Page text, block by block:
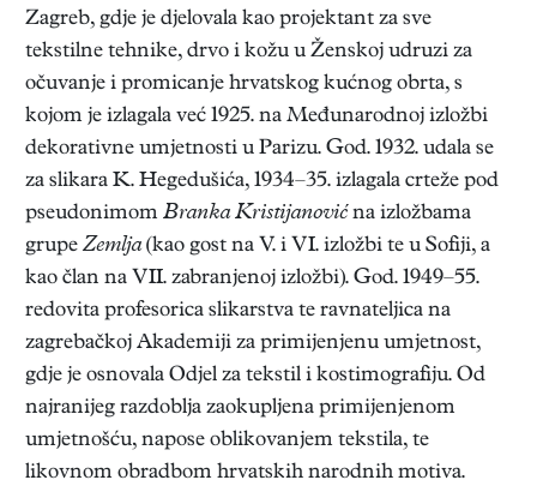
Zagreb, gdje je djelovala kao projektant za sve
tekstilne tehnike, drvo i kožu u Ženskoj udruzi za
očuvanje i promicanje hrvatskog kućnog obrta, s
kojom je izlagala već 1925. na Međunarodnoj izložbi
dekorativne umjetnosti u Parizu. God. 1932. udala se
za slikara K. Hegedušića, 1934–35. izlagala crteže pod
pseudonimom Branka Kristijanović na izložbama
grupe Zemlja(kao gost na V. i VI. izložbi te u Sofiji, a
kao član na VII. zabranjenoj izložbi). God. 1949–55.
redovita profesorica slikarstva te ravnateljica na
zagrebačkoj Akademiji za primijenjenu umjetnost,
gdje je osnovala Odjel za tekstil i kostimografiju. Od
najranijeg razdoblja zaokupljena primijenjenom
umjetnošću, napose oblikovanjem tekstila, te
likovnom obradbom hrvatskih narodnih motiva.